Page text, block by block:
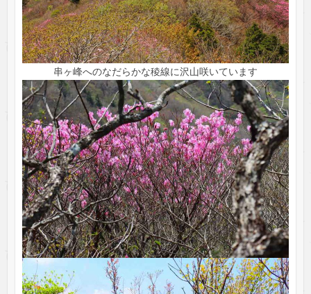
串ヶ峰へのなだらかな稜線に沢山咲いています